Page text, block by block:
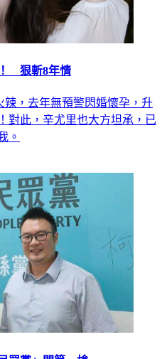
狠斬8年情
辣，去年無預警閃婚懷孕，升
對此，辛尤里也大方坦承，已
。